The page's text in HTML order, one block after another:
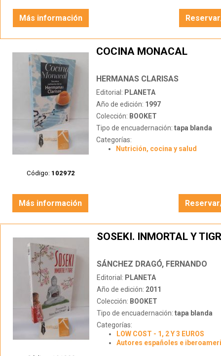
Más información
Código: 102972
COCINA MONACAL
HERMANAS CLARISAS
Editorial: PLANETA
Año de edición: 1997
Colección: BOOKET
Tipo de encuadernación: tapa blanda
Categorías:
Nutrición, cocina y salud
Más información
SOSEKI. INMORTAL Y
SÁNCHEZ DRAGÓ, FERNANDO
Editorial: PLANETA
Año de edición: 2011
Colección: BOOKET
Tipo de encuadernación: tapa blanda
Categorías:
LOW COST - 1, 2 Y 3 EUROS
Autores españoles e